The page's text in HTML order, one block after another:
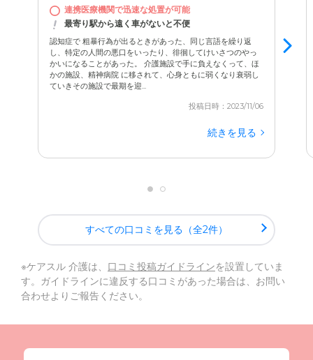
連携医療機関で迅速な処置が可能
最寄り駅から遠く車がないと不便
認知症で 粗暴行為が出るときがあった、同じ言語を繰り返
し、特定の人間の悪口をいったり、徘徊してけいさつのやっ
かいになることがあった。 介護施設で手に負えなくって、ほ
かの施設、精神病院 に移されて、心身ともに弱くなり衰弱し
ていきその施設で最期を迎...
投稿日時：2023/11/06
続きを見る
すべての口コミを見る（全2件）
※ケアスル 介護は、 口コミ投稿ガイドラインを設置していま
す。ガイドラインに違反する口コミがあった場合は、お問い
合わせよりご報告ください。